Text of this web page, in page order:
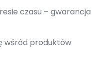
czasu – gwarancja
wśród produktów